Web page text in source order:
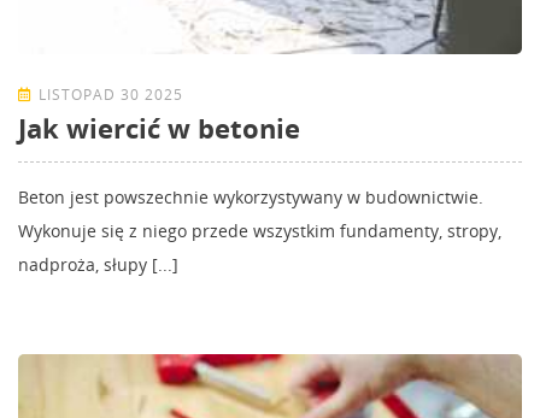
LISTOPAD 30 2025
Jak wiercić w betonie
Beton jest powszechnie wykorzystywany w budownictwie.
Wykonuje się z niego przede wszystkim fundamenty, stropy,
nadproża, słupy [...]